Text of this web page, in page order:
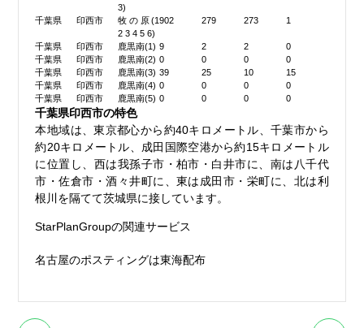
3)
千葉県 印西市
牧の原(1
2 3 4 5 6)
902 279 273 1
千葉県 印西市 鹿黒南(1) 9 2 2
0
千葉県
印西市 鹿黒南(2) 0 0 0
0
千葉県
印西市 鹿黒南(3) 39 25 10
15
千葉県
印西市 鹿黒南(4) 0 0 0
0
千葉県
印西市 鹿黒南(5) 0 0 0 0
千葉県印西市の特色
本地域は、東京都心から約40キロメートル、千葉市から
約20キロメートル、成田国際空港から約15キロメートル
に位置し、西は我孫子市・柏市・白井市に、南は八千代
市・佐倉市・酒々井町に、東は成田市・栄町に、北は利
根川を隔てて茨城県に接しています。
StarPlanGroupの関連サービス
名古屋のポスティングは東海配布